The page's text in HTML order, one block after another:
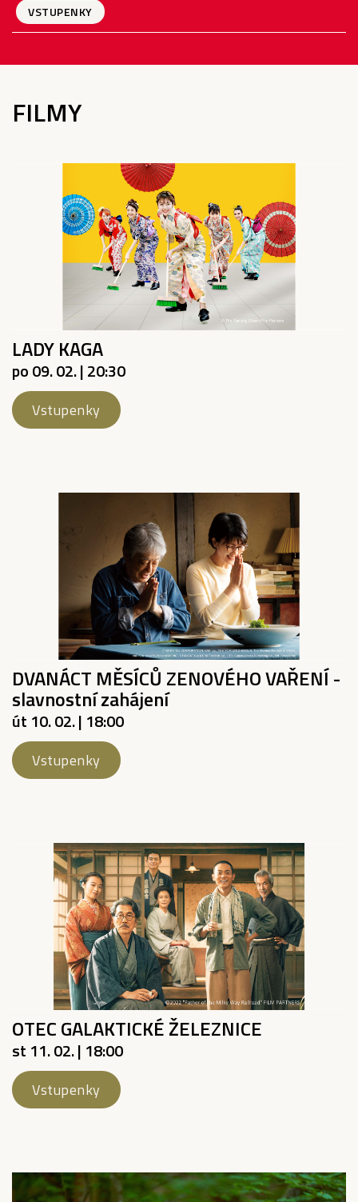
VSTUPENKY
FILMY
LADY KAGA
po 09. 02. | 20:30
Vstupenky
DVANÁCT MĚSÍCŮ ZENOVÉHO VAŘENÍ -
slavnostní zahájení
út 10. 02. | 18:00
Vstupenky
OTEC GALAKTICKÉ ŽELEZNICE
st 11. 02. | 18:00
Vstupenky